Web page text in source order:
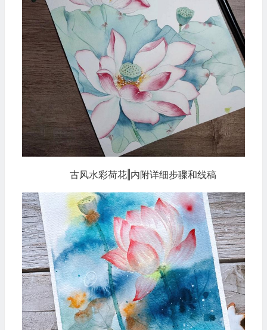
古风水彩荷花‖内附详细步骤和线稿